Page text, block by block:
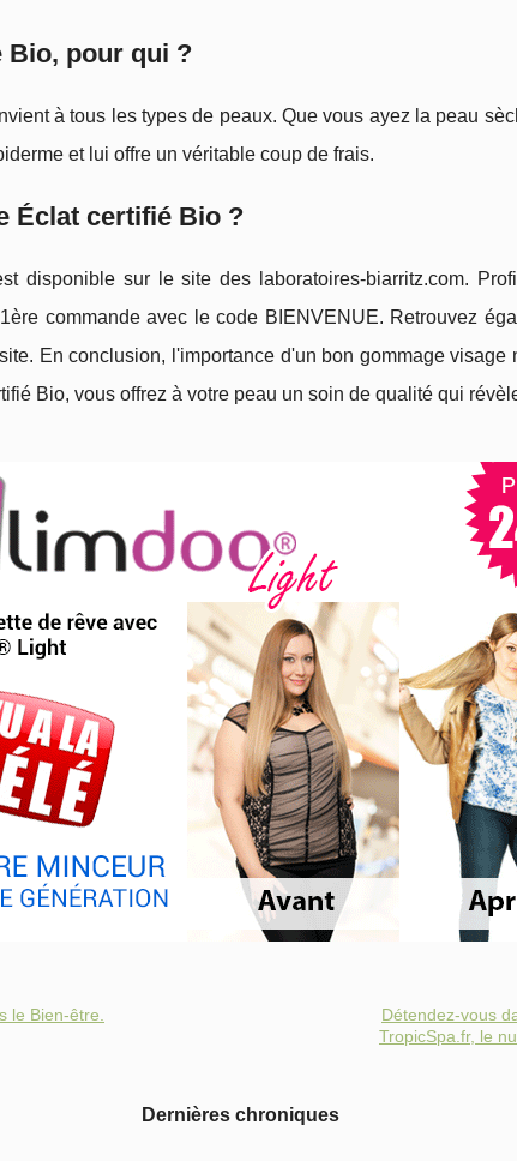
Bio, pour qui ?
à tous les types de peaux. Que vous ayez la peau
et lui offre un véritable coup de frais.
Éclat certifié Bio ?
disponible sur le site des laboratoires-biarritz.com.
commande avec le code BIENVENUE. Retrouvez
En conclusion, l'importance d'un bon gommage visage
Bio, vous offrez à votre peau un soin de qualité qui
le Bien-être.
Détendez-vous
TropicSpa.fr, le
Dernières chroniques